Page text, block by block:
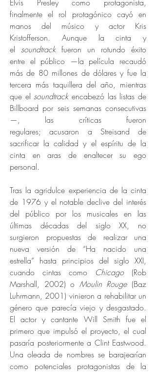
Elvis Presley como protagonista,
finalmente el rol protagónico cayó en
manos del músico y actor Kris
Kristofferson. Aunque la cinta y
el soundtrack fueron un rotundo éxito
entre el público —la película recaudó
más de 80 millones de dólares y fue la
tercera más taquillera del año, mientras
que el soundtrackencabezó las listas de
Billboard por seis semanas consecutivas
—, las críticas fueron
regulares; acusaron a Streisand de
sacrificar la calidad y el espíritu de la
cinta en aras de enaltecer su ego
personal.
Tras la agridulce experiencia de la cinta
de 1976 y el notable declive del interés
del público por los musicales en las
últimas décadas del siglo XX, no
surgieron propuestas de realizar una
nueva versión de “Ha nacido una
estrella” hasta principios del siglo XXI,
cuando cintas como Chicago(Rob
Marshall, 2002) o Moulin Rouge (Baz
Luhrmann, 2001) vinieron a rehabilitar un
género que parecía viejo y desgastado.
El actor y cantante Will Smith fue el
primero que impulsó el proyecto, el cual
pasaría posteriormente a Clint Eastwood.
Una oleada de nombres se barajearían
como potenciales protagonistas de la